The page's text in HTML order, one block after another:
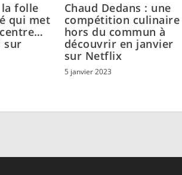
folle
qui met
sur
Chaud Dedans : une
compétition culinaire
hors du commun à
découvrir en janvier
sur Netflix
5 janvier 2023